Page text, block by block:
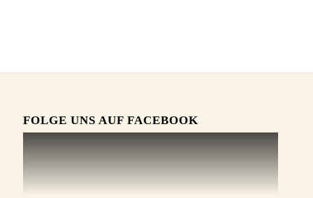
FOLGE UNS AUF FACEBOOK